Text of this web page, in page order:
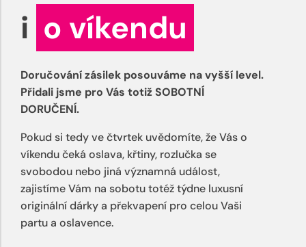
i o víkendu
Doručování zásilek posouváme na vyšší level.
Přidali jsme pro Vás totiž SOBOTNÍ
DORUČENÍ.
Pokud si tedy ve čtvrtek uvědomíte, že Vás o
víkendu čeká oslava, křtiny, rozlučka se
svobodou nebo jiná významná událost,
zajistíme Vám na sobotu totéž týdne luxusní
originální dárky a překvapení pro celou Vaši
partu a oslavence.